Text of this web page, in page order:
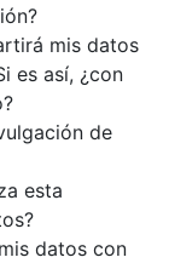
mis datos
es así, ¿con
de
esta
datos con